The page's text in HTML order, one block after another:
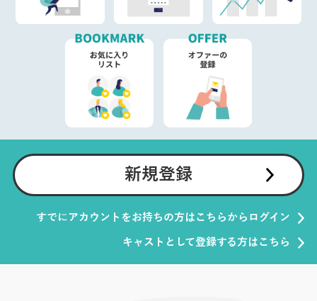
新規登録
すでにアカウントをお持ちの方はこちらからログイン
キャストとして登録する方はこちら